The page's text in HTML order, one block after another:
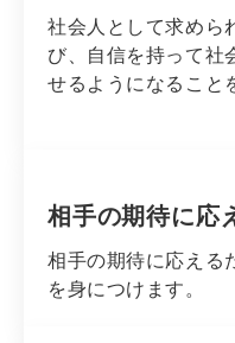
社会人として求めら
び、自信を持って社
せるようになること
相手の期待に応
相手の期待に応える
を身につけます。